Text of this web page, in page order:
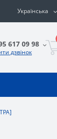
Українська
617 09 98
дзвінок